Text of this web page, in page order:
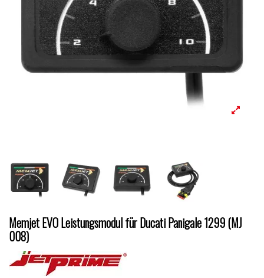
Memjet EVO Leistungsmodul für Ducati Panigale 1299 (MJ
008)